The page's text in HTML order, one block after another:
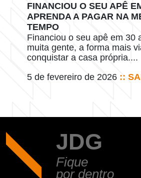
FINANCIOU O SEU APÊ
APRENDA A PAGAR NA
TEMPO
Financiou o seu apê em 30
muita gente, a forma mais
conquistar a casa própria....
5 de fevereiro de 2026 ::
JDG
Fique
por dentro